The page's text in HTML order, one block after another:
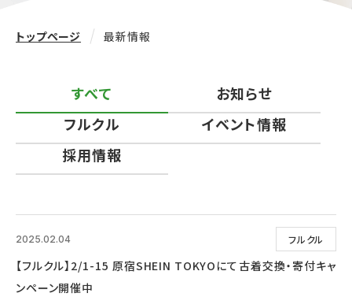
トップページ 最新情報
すべて
お知らせ
フルクル
イベント情報
採用情報
フルクル
2025.02.04
【フルクル】2/1-15 原宿SHEIN TOKYOにて古着交換・寄付キャ
ンペーン開催中